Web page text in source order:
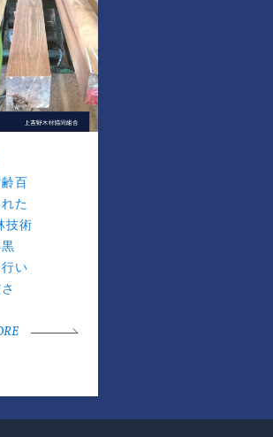
百
た
技術
い